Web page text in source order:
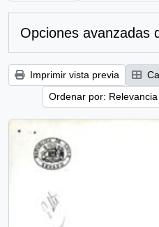
Opciones avanzadas
Imprimir vista previa
Ordenar por: Relevancia